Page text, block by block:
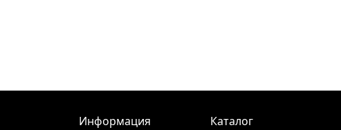
Информация
Каталог